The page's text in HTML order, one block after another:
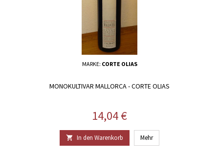
MARKE: CORTE OLIAS
MONOKULTIVAR MALLORCA - CORTE OLIAS
Preis
14,04 €
 In den Warenkorb Mehr